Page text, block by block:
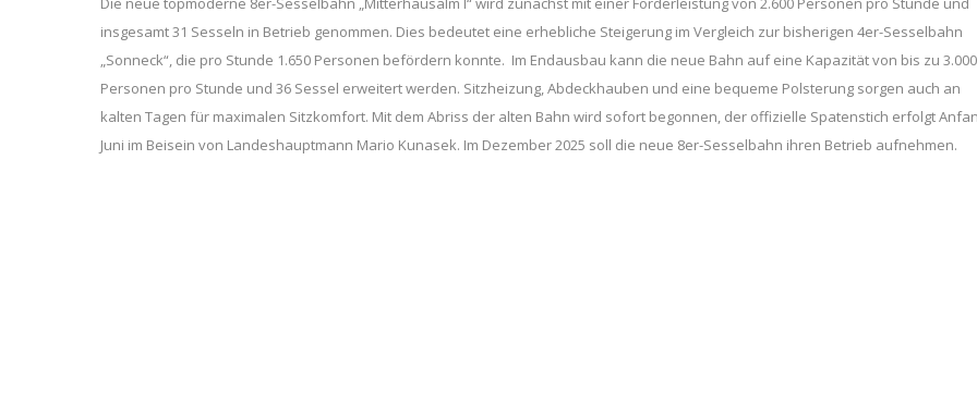
insgesamt 31 Sesseln in Betrieb genommen. Dies bedeutet eine erhebliche Steigerung im Vergleich zur bisherigen 4er-Sesselbahn
„Sonneck“, die pro Stunde 1.650 Personen befördern konnte. Im Endausbau kann die neue Bahn auf eine Kapazität von bis zu 3.000
Personen pro Stunde und 36 Sessel erweitert werden. Sitzheizung, Abdeckhauben und eine bequeme Polsterung sorgen auch an
kalten Tagen für maximalen Sitzkomfort. Mit dem Abriss der alten Bahn wird sofort begonnen, der offizielle Spatenstich erfolgt
Juni im Beisein von Landeshauptmann Mario Kunasek. Im Dezember 2025 soll die neue 8er-Sesselbahn ihren Betrieb aufnehmen.